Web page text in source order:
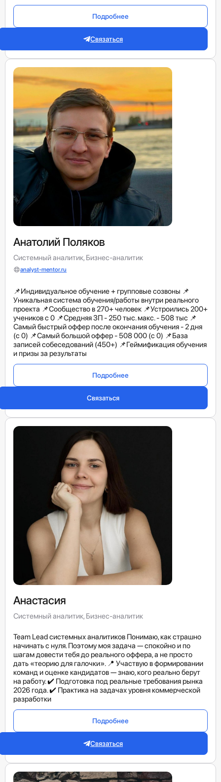
Подробнее
Связаться
Анатолий Поляков
Системный аналитик, Бизнес-аналитик
analyst-mentor.ru
📌Индивидуальное обучение + групповые созвоны 📌
Уникальная система обучения/работы внутри реального
проекта 📌Сообщество в 270+ человек 📌Устроились 200+
учеников с 0 📌Средняя ЗП - 250 тыс. макс. - 508 тыс 📌
Самый быстрый оффер после окончания обучения - 2 дня
(c 0) 📌Самый большой оффер - 508 000 (c 0) 📌База
записей собеседований (450+) 📌Геймификация обучения
и призы за результаты
Подробнее
Связаться
Анастасия
Системный аналитик, Бизнес-аналитик
Team Lead системных аналитиков Понимаю, как страшно
начинать с нуля. Поэтому моя задача — спокойно и по
шагам довести тебя до реального оффера, а не просто
дать «теорию для галочки». 📍 Участвую в формировании
команд и оценке кандидатов — знаю, кого реально берут
на работу. ✔️ Подготовка под реальные требования рынка
2026 года. ✔️ Практика на задачах уровня коммерческой
разработки
Подробнее
Связаться